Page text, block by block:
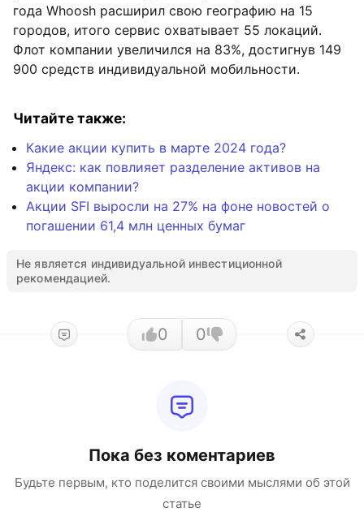
года Whoosh расширил свою географию на 15
городов, итого сервис охватывает 55 локаций.
Флот компании увеличился на 83%, достигнув 149
900 средств индивидуальной мобильности.
Читайте также:
Какие акции купить в марте 2024 года?
Яндекс: как повлияет разделение активов на
акции компании?
Акции SFI выросли на 27% на фоне новостей о
погашении 61,4 млн ценных бумаг
Не является индивидуальной инвестиционной
рекомендацией.
0 0
Пока без коментариев
Будьте первым, кто поделится своими мыслями об этой
статье